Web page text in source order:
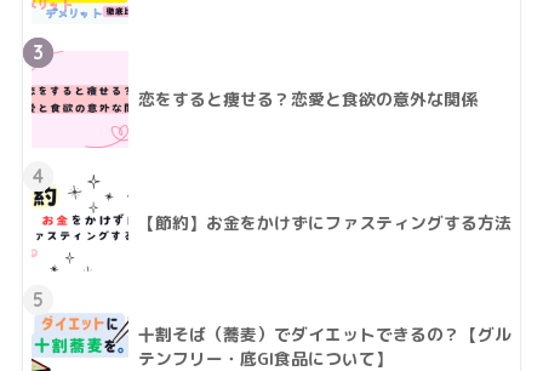
3
恋をすると痩せる？恋愛と食欲の意外な関係
4
【節約】お金をかけずにファスティングする方法
5
十割そば（蕎麦）でダイエットできるの？【グル
テンフリー・底GI食品について】